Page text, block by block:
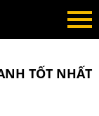
TỐT NHẤT